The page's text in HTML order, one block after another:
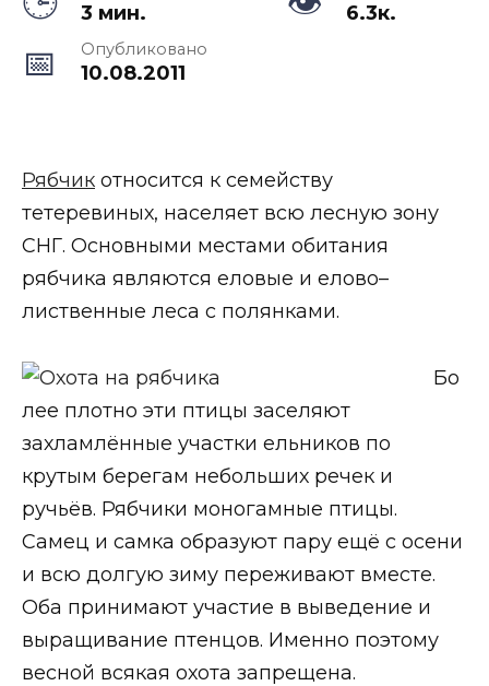
3 мин. 6.3к.
Опубликовано
10.08.2011
Рябчик относится к семейству
тетеревиных, населяет всю лесную зону
СНГ. Основными местами обитания
рябчика являются еловые и елово–
лиственные леса с полянками.
Бо
лее плотно эти птицы заселяют
захламлённые участки ельников по
крутым берегам небольших речек и
ручьёв. Рябчики моногамные птицы.
Самец и самка образуют пару ещё с осени
и всю долгую зиму переживают вместе.
Оба принимают участие в выведение и
выращивание птенцов. Именно поэтому
весной всякая охота запрещена.